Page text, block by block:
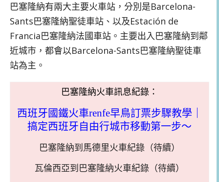
巴塞隆納有兩大主要火車站，分別是Barcelona-
Sants巴塞隆納聖徒車站、以及Estación de
Francia巴塞隆納法國車站。主要出入巴塞隆納到鄰
近城市，都會以Barcelona-Sants巴塞隆納聖徒車
站為主。
巴塞隆納火車訊息紀錄：
西班牙國鐵火車renfe早鳥訂票步驟教學｜
搞定西班牙自由行城市移動第一步～
巴塞隆納到馬德里火車紀錄（待續）
瓦倫西亞到巴塞隆納火車紀錄（待續）